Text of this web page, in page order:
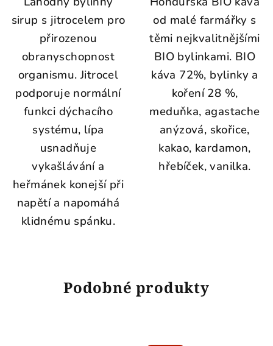
sirup s jitrocelem pro
přirozenou
obranyschopnost
organismu. Jitrocel
podporuje normální
funkci dýchacího
systému, lípa
usnadňuje
vykašlávání a
heřmánek konejší při
napětí a napomáhá
klidnému spánku.
od malé farmářky s
těmi nejkvalitnějšími
BIO bylinkami. BIO
káva 72%, bylinky a
koření 28 %,
meduňka, agastache
anýzová, skořice,
kakao, kardamon,
hřebíček, vanilka.
Podobné produkty